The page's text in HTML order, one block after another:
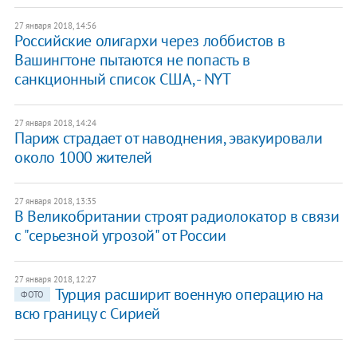
27 января 2018, 14:56
Российские олигархи через лоббистов в
Вашингтоне пытаются не попасть в
санкционный список США, - NYT
27 января 2018, 14:24
Париж страдает от наводнения, эвакуировали
около 1000 жителей
27 января 2018, 13:35
В Великобритании строят радиолокатор в связи
с "серьезной угрозой" от России
27 января 2018, 12:27
ФОТО
​Турция расширит военную операцию на
всю границу с Сирией